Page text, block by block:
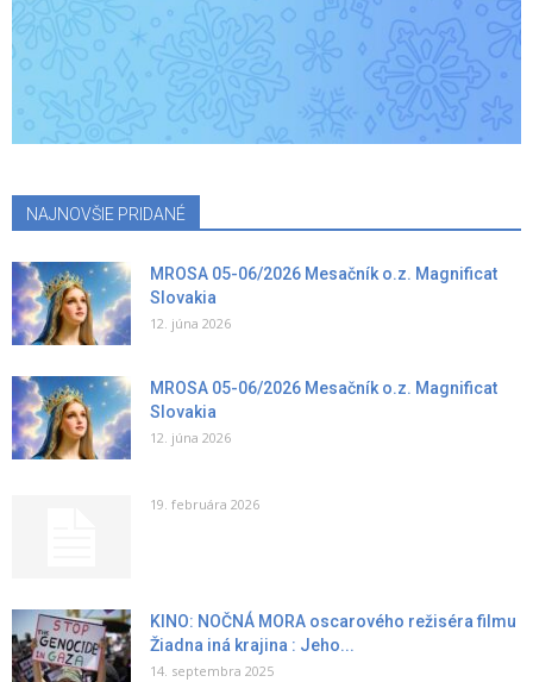
NAJNOVŠIE PRIDANÉ
MROSA 05-06/2026 Mesačník o.z. Magnificat
Slovakia
12. júna 2026
MROSA 05-06/2026 Mesačník o.z. Magnificat
Slovakia
12. júna 2026
19. februára 2026
KINO: NOČNÁ MORA oscarového režiséra filmu
Žiadna iná krajina : Jeho...
14. septembra 2025